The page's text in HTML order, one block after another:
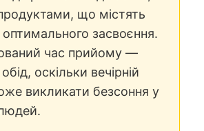
що містять
засвоєння.
час прийому —
оскільки вечірній
викликати безсоння у